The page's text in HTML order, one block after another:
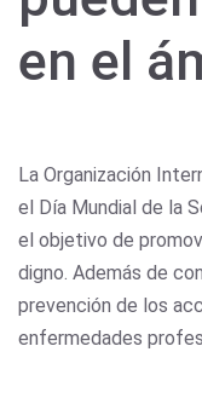
en el
La Organización
el Día Mundial de la
el objetivo de
digno. Además de
prevención de los
enfermedades